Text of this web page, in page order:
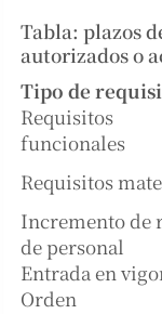
Tabla: plazos
autorizados o
Tipo de
Requisitos
funcionales
Requisitos
Incremento de
de personal
Entrada en
Orden